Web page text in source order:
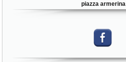
piazza armerina